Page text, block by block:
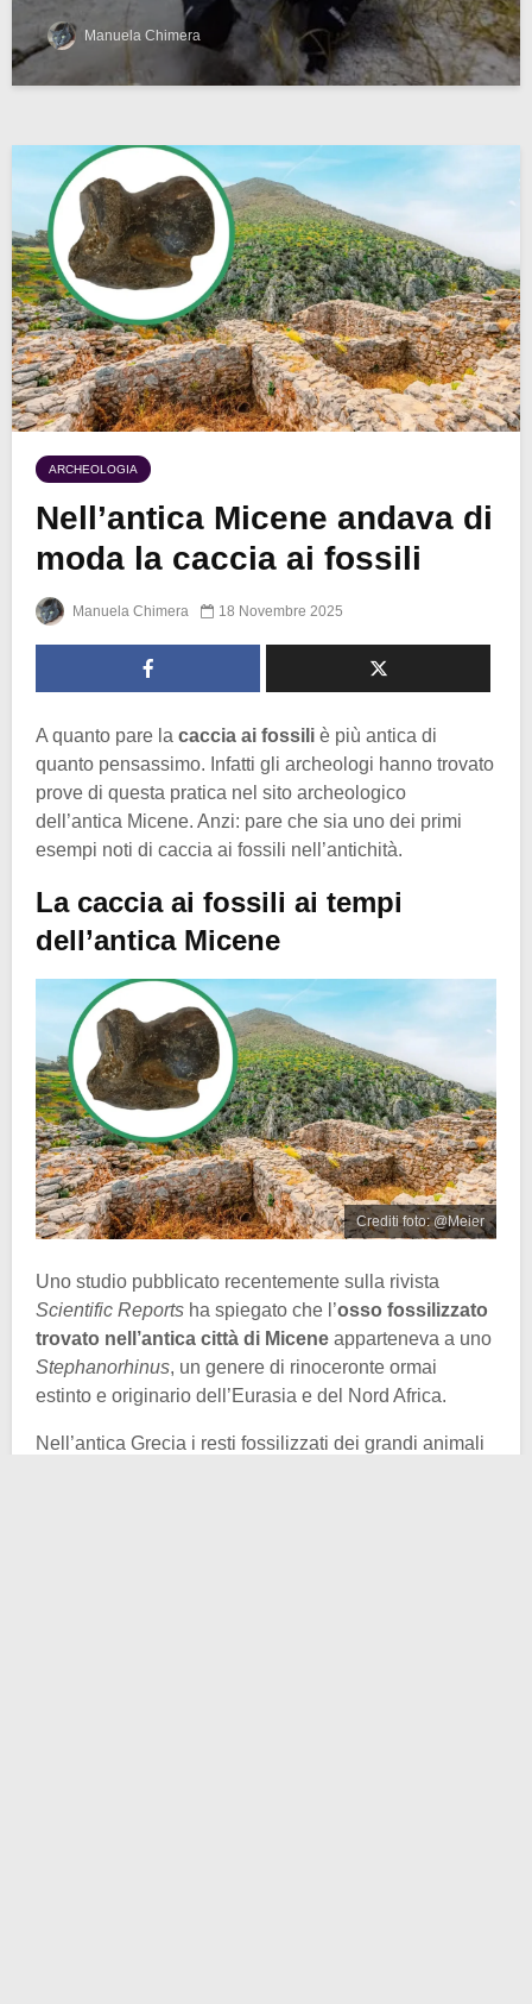
Manuela Chimera
ARCHEOLOGIA
Nell’antica Micene andava di
moda la caccia ai fossili
Manuela Chimera 18 Novembre 2025
A quanto pare la caccia ai fossili è più antica di
quanto pensassimo. Infatti gli archeologi hanno trovato
prove di questa pratica nel sito archeologico
dell’antica Micene. Anzi: pare che sia uno dei primi
esempi noti di caccia ai fossili nell’antichità.
La caccia ai fossili ai tempi
dell’antica Micene
Crediti foto: @Meier
Uno studio pubblicato recentemente sulla rivista
Scientific Reports ha spiegato che l’osso fossilizzato
trovato nell’antica città di Micene apparteneva a uno
Stephanorhinus, un genere di rinoceronte ormai
estinto e originario dell’Eurasia e del Nord Africa.
Nell’antica Grecia i resti fossilizzati dei grandi animali